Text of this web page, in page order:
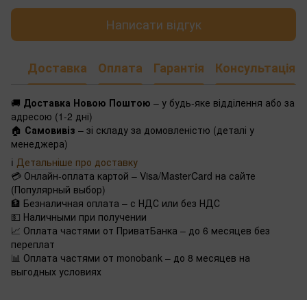
Написати відгук
Доставка Оплата Гарантія Консультація
🚚 Доставка Новою Поштою – у будь-яке відділення або за
адресою (1-2 дні)
🏠 Самовивіз – зі складу за домовленістю (деталі у
менеджера)
ℹ️ Детальніше про доставку
💳 Онлайн-оплата картой – Visa/MasterCard на сайте
(Популярный выбор)
🏦 Безналичная оплата – с НДС или без НДС
💵 Наличными при получении
📈 Оплата частями от ПриватБанка – до 6 месяцев без
переплат
📊 Оплата частями от monobank – до 8 месяцев на
выгодных условиях